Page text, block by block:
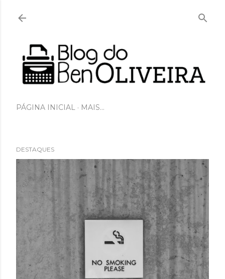
PÁGINA INICIAL MAIS…
DESTAQUES